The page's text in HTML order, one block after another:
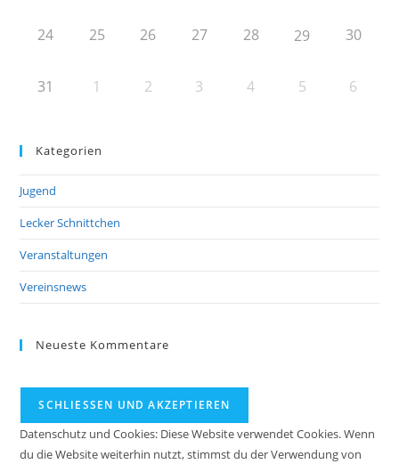
24 25 26 27 28 29 30
31 1 2 3 4 5 6
Kategorien
Jugend
Lecker Schnittchen
Veranstaltungen
Vereinsnews
Neueste Kommentare
Datenschutz und Cookies: Diese Website verwendet Cookies. Wenn
du die Website weiterhin nutzt, stimmst du der Verwendung von